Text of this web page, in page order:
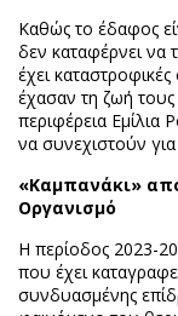
Καθώς το έδαφος
δεν καταφέρνει να
έχει
έχασαν τη ζωή
περιφέρεια Εμίλια
να συνεχιστούν
«Καμπανάκι»
Οργανισμό
Η περίοδος 2023-
που έχει
συνδυασμένης